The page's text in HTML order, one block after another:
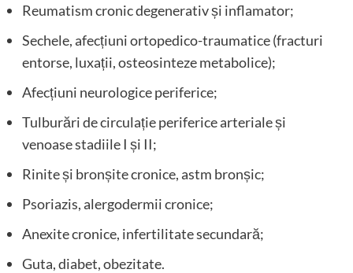
Reumatism cronic degenerativ și inflamator;
Sechele, afecțiuni ortopedico-traumatice (fracturi
entorse, luxații, osteosinteze metabolice);
Afecțiuni neurologice periferice;
Tulburări de circulație periferice arteriale și
venoase stadiile I și II;
Rinite și bronșite cronice, astm bronșic;
Psoriazis, alergodermii cronice;
Anexite cronice, infertilitate secundară;
Guta, diabet, obezitate.